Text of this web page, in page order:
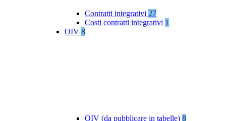
Contratti integrativi 27
Costi contratti integrativi 1
OIV 8
OIV (da pubblicare in tabelle) 8